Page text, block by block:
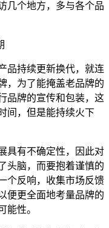
几个地方，多与各个品
品持续更新换代，就连
，为了能掩盖老品牌的
品牌的宣传和包装，这
间，但是能持续火下
具有不确定性，因此对
头脑，而要抱着谨慎的
个反响，收集市场反馈
便更全面地考量品牌的
能性。